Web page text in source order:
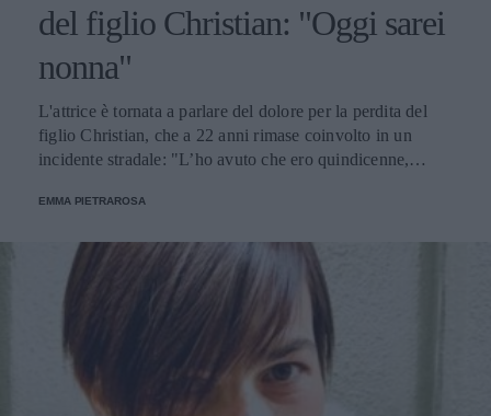
del figlio Christian: "Oggi sarei
nonna"
L'attrice è tornata a parlare del dolore per la perdita del
figlio Christian, che a 22 anni rimase coinvolto in un
incidente stradale: "L’ho avuto che ero quindicenne,
EMMA PIETRAROSA